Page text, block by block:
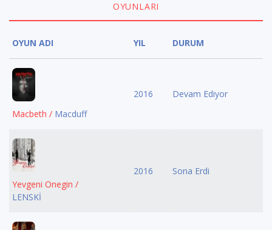
OYUNLARI
OYUN ADI YIL DURUM
Macbeth / Macduff
2016 Devam Ediyor
Yevgeni Onegin /
LENSKİ
2016 Sona Erdi